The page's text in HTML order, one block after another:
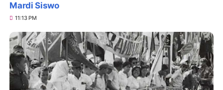
Mardi Siswo
11:13 PM